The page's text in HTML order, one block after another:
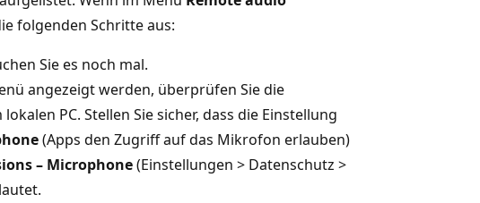
folgenden Schritte aus:
Sie es noch mal.
angezeigt werden, überprüfen Sie die
PC. Stellen Sie sicher, dass die Einstellung
(Apps den Zugriff auf das Mikrofon erlauben)
– Microphone(Einstellungen > Datenschutz >
lautet.